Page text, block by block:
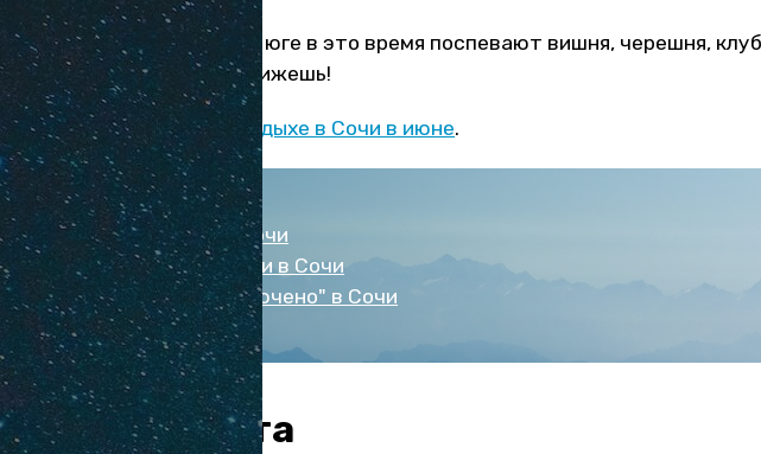
Люблю июнь за то, что на юге в это время поспевают вишня, черешня,
шелковица. Пальчики оближешь!
Читайте подробнее об отдыхе в Сочи в июне.
Какие цены в Сочи
Бюджет поездки в Сочи
Отдых "всё включено" в Сочи
Середина лета